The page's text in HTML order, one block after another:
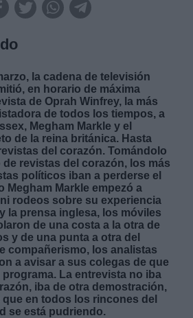
la cadena de televisión
en horario de máxima
de Oprah Winfrey, la más
de todos los tiempos, a
Megham Markle y el
de la reina británica. Hasta
del corazón. Tomándolo
revistas del corazón, los más
políticos iban a perderse el
Megham Markle empezó a
rodeos sobre su experiencia
la prensa inglesa, los móviles
de una costa a la otra de
y de una punta a otra del
compañerismo, los analistas
a avisar a sus colegas de que
La entrevista no iba
iba de otra demostración,
en todos los rincones del
se está pudriendo.
link